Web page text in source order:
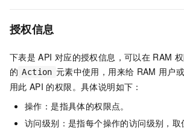
授权信息
下表是 API 对应的授权信息，可以在 RAM
的 Action 元素中使用，用来给 RAM 用户或
用此 API 的权限。具体说明如下：
操作：是指具体的权限点。
访问级别：是指每个操作的访问级别，取